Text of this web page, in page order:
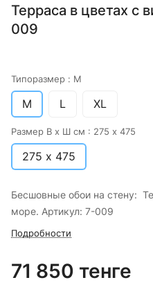
Терраса в цветах с
009
Типоразмер : M
M L XL
Размер В х Ш см : 275 х 475
275 х 475
Бесшовные обои на стену:
море. Артикул: 7-009
Подробности
71 850 тенге